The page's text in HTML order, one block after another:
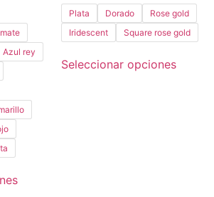
Azul rey
Plata Dorado
Rose gold
Iridescent
Square rose gold
Seleccionar opciones